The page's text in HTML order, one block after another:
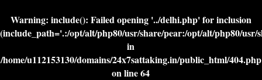
Warning: include(): Failed opening '../delhi.php' for inclusion
(include_path='.:/opt/alt/php80/usr/share/pear:/opt/alt/php80/
in
/home/u112153130/domains/24x7sattaking.in/public_html/404.php
on line64